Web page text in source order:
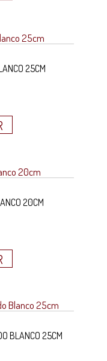
25CM
20CM
BLANCO 25CM